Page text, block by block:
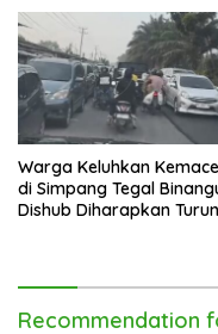
Warga Keluhkan
di Simpang Tegal
Dishub Diharapkan Turun
Recommendation